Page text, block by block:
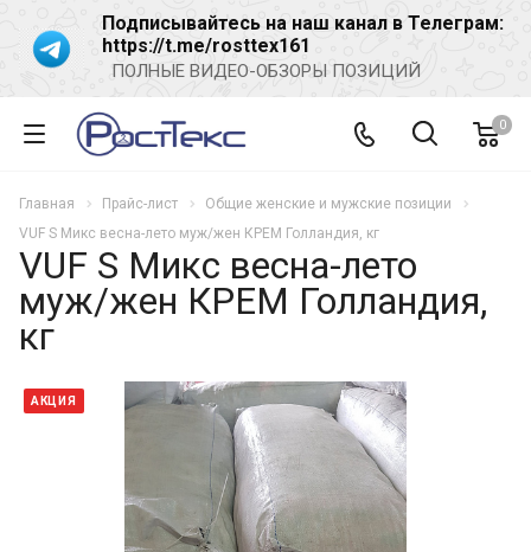
Подписывайтесь на наш канал в Телеграм:
https://t.me/rosttex161
ПОЛНЫЕ ВИДЕО-ОБЗОРЫ ПОЗИЦИЙ
0
Главная Прайс-лист
Общие женские и мужские позиции
VUF S Микс весна-лето муж/жен КРЕМ Голландия, кг
VUF S Микс весна-лето
муж/жен КРЕМ Голландия,
кг
АКЦИЯ